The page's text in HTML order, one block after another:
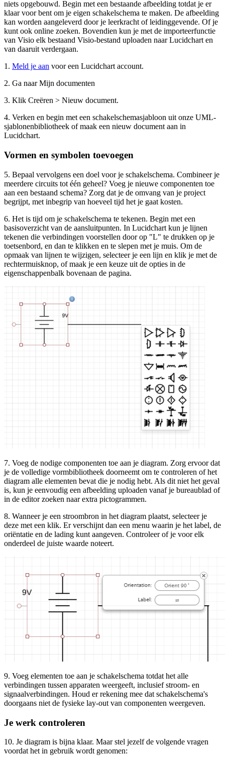
niets opgebouwd. Begin met een bestaande afbeelding totdat je er
klaar voor bent om je eigen schakelschema te maken. De afbeelding
kan worden aangeleverd door je leerkracht of leidinggevende. Of je
kunt ook online zoeken. Bovendien kun je met de importeerfunctie
van Visio elk bestaand Visio-bestand uploaden naar Lucidchart en
van daaruit verdergaan.
1. Meld je aan voor een Lucidchart account.
2. Ga naar Mijn documenten
3. Klik Creëren > Nieuw document.
4. Verken en begin met een schakelschemasjabloon uit onze UML-
sjablonenbibliotheek of maak een nieuw document aan in
Lucidchart.
Vormen en symbolen toevoegen
5. Bepaal vervolgens een doel voor je schakelschema. Combineer je
meerdere circuits tot één geheel? Voeg je nieuwe componenten toe
aan een bestaand schema? Zorg dat je de omvang van je project
begrijpt, met inbegrip van hoeveel tijd het je gaat kosten.
6. Het is tijd om je schakelschema te tekenen. Begin met een
basisoverzicht van de aansluitpunten. In Lucidchart kun je lijnen
tekenen die verbindingen voorstellen door op "L" te drukken op je
toetsenbord, en dan te klikken en te slepen met je muis. Om de
opmaak van lijnen te wijzigen, selecteer je een lijn en klik je met de
rechtermuisknop, of maak je een keuze uit de opties in de
eigenschappenbalk bovenaan de pagina.
7. Voeg de nodige componenten toe aan je diagram. Zorg ervoor dat
je de volledige vormbibliotheek doorneemt om te controleren of het
diagram alle elementen bevat die je nodig hebt. Als dit niet het geval
is, kun je eenvoudig een afbeelding uploaden vanaf je bureaublad of
in de editor zoeken naar extra pictogrammen.
8. Wanneer je een stroombron in het diagram plaatst, selecteer je
deze met een klik. Er verschijnt dan een menu waarin je het label, de
oriëntatie en de lading kunt aangeven. Controleer of je voor elk
onderdeel de juiste waarde noteert.
9. Voeg elementen toe aan je schakelschema totdat het alle
verbindingen tussen apparaten weergeeft, inclusief stroom- en
signaalverbindingen. Houd er rekening mee dat schakelschema's
doorgaans niet de fysieke lay-out van componenten weergeven.
Je werk controleren
10. Je diagram is bijna klaar. Maar stel jezelf de volgende vragen
voordat het in gebruik wordt genomen: